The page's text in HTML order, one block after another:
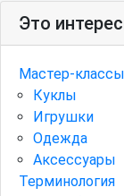
Это
Мастер-классы
Куклы
Игрушки
Одежда
Аксессуары
Терминология